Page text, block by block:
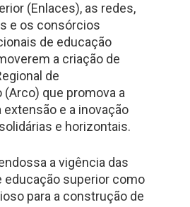
(Enlaces), as redes,
e os consórcios
de educação
a criação de
de
que promova a
extensão e a inovação
e horizontais.
a vigência das
superior como
para a construção de